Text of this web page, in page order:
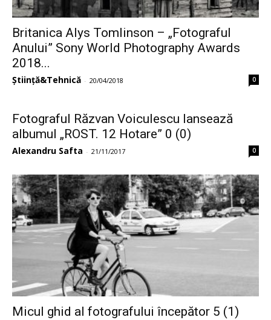
Britanica Alys Tomlinson – „Fotograful
Anului” Sony World Photography Awards
2018...
Știință&Tehnică - 20/04/2018 0
Fotograful Răzvan Voiculescu lansează
albumul „ROST. 12 Hotare” 0 (0)
Alexandru Safta - 21/11/2017 0
Micul ghid al fotografului începător 5 (1)